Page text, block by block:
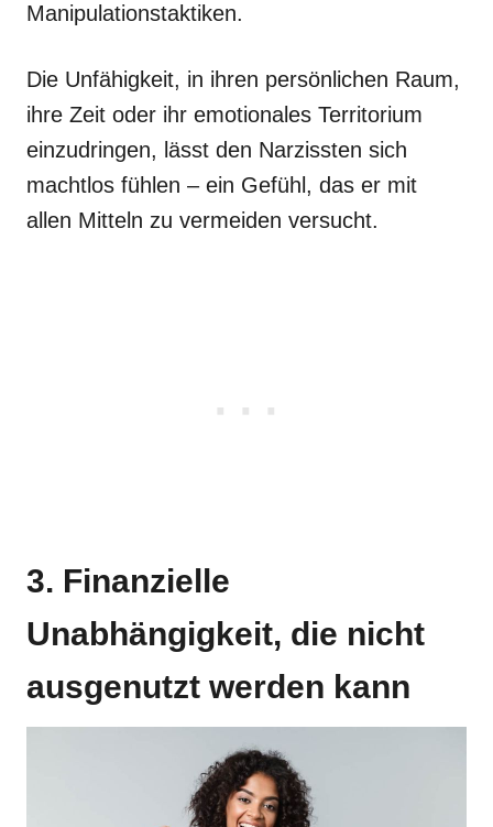
Manipulationstaktiken.
Die Unfähigkeit, in ihren persönlichen Raum,
ihre Zeit oder ihr emotionales Territorium
einzudringen, lässt den Narzissten sich
machtlos fühlen – ein Gefühl, das er mit
allen Mitteln zu vermeiden versucht.
3. Finanzielle
Unabhängigkeit, die nicht
ausgenutzt werden kann